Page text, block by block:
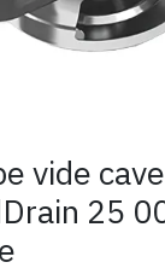
vide
25